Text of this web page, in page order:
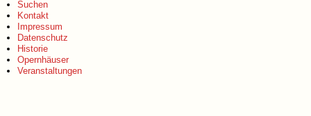
Suchen
Kontakt
Impressum
Datenschutz
Historie
Opernhäuser
Veranstaltungen